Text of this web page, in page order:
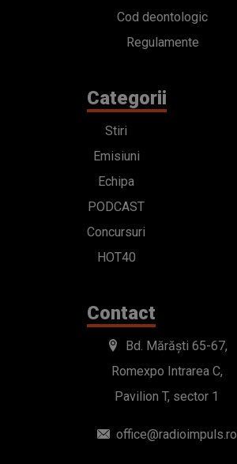
Cod deontologic
Regulamente
Categorii
Stiri
Emisiuni
Echipa
PODCAST
Concursuri
HOT40
Contact
Bd. Mărăști 65-67,
Romexpo Intrarea C,
Pavilion T, sector 1
office@radioimpuls.ro